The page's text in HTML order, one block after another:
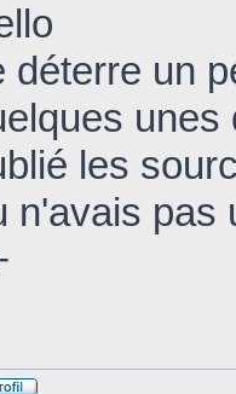
déterre un
unes
les
n'avais pas